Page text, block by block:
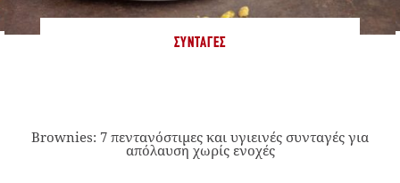
ΣΥΝΤΑΓΈΣ
Brownies: 7 πεντανόστιμες και υγιεινές συνταγές για
απόλαυση χωρίς ενοχές